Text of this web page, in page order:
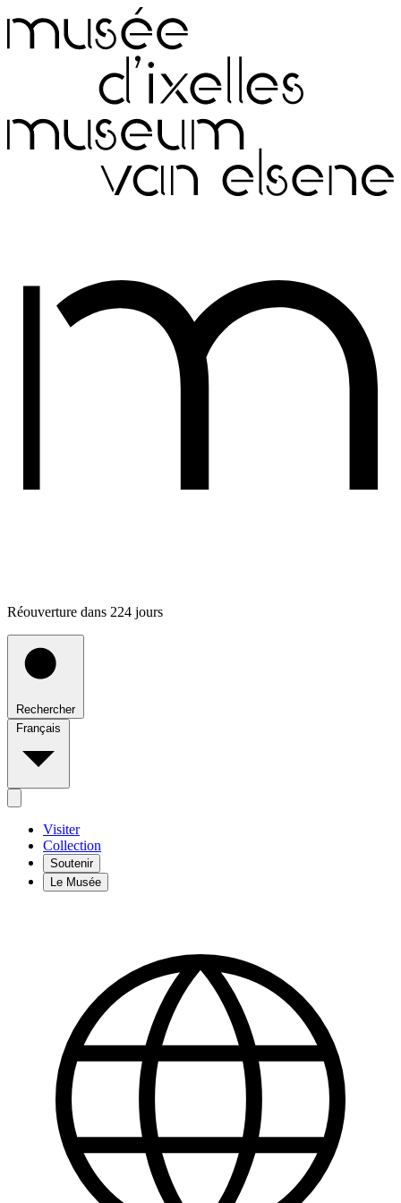
Réouverture dans 224 jours
Rechercher
Français
Visiter
Collection
Soutenir
Le Musée